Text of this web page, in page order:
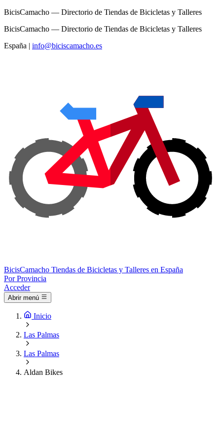
BicisCamacho — Directorio de Tiendas de Bicicletas y Talleres
BicisCamacho — Directorio de Tiendas de Bicicletas y Talleres
España | info@biciscamacho.es
BicisCamacho Tiendas de Bicicletas y Talleres en España
Por Provincia
Acceder
Abrir menú
Inicio
Las Palmas
Las Palmas
Aldan Bikes